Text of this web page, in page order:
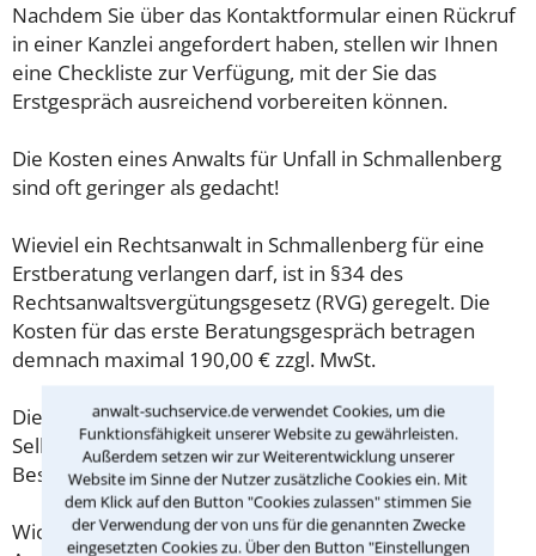
anwalt-suchservice.de verwendet Cookies, um die
Funktionsfähigkeit unserer Website zu gewährleisten.
Außerdem setzen wir zur Weiterentwicklung unserer
Website im Sinne der Nutzer zusätzliche Cookies ein. Mit
dem Klick auf den Button "Cookies zulassen" stimmen Sie
der Verwendung der von uns für die genannten Zwecke
eingesetzten Cookies zu. Über den Button "Einstellungen
Nachdem Sie über das Kontaktformular einen Rückruf
in einer Kanzlei angefordert haben, stellen wir Ihnen
eine Checkliste zur Verfügung, mit der Sie das
Erstgespräch ausreichend vorbereiten können.
Die Kosten eines Anwalts für Unfall in Schmallenberg
sind oft geringer als gedacht!
Wieviel ein Rechtsanwalt in Schmallenberg für eine
Erstberatung verlangen darf, ist in §34 des
Rechtsanwaltsvergütungsgesetz (RVG) geregelt. Die
Kosten für das erste Beratungsgespräch betragen
demnach maximal 190,00 € zzgl. MwSt.
Diese Regelung gilt jedoch nur für Verbraucher. Für
Selbstständige oder Freiberufler gilt diese
Beschränkung nicht.
Wichtig daher: Klären Sie die Kostenfrage mit Ihrem